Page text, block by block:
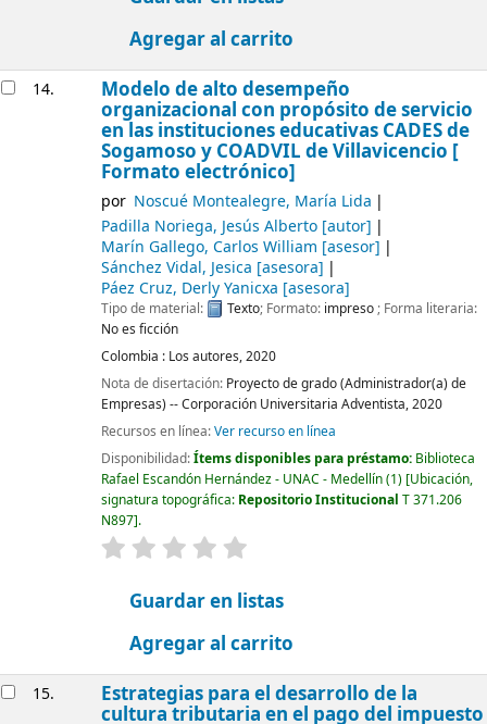
Agregar al carrito
14. Modelo de alto desempeño
organizacional con propósito de servicio
en las instituciones educativas CADES de
Sogamoso y COADVIL de Villavicencio [
Formato electrónico]
por Noscué Montealegre, María Lida
Padilla Noriega, Jesús Alberto[autor]
Marín Gallego, Carlos William [asesor]
Sánchez Vidal, Jesica [asesora]
Páez Cruz, Derly Yanicxa [asesora]
Tipo de material: Texto; Formato: impreso ; Forma literaria:
No es ficción
Colombia : Los autores,2020
Nota de disertación: Proyecto de grado (Administrador(a) de
Empresas) -- Corporación Universitaria Adventista, 2020
Recursos en línea:Ver recurso en línea
Disponibilidad:Ítems disponibles para préstamo: Biblioteca
Rafael Escandón Hernández - UNAC - Medellín(1) Ubicación,
signatura topográfica: Repositorio Institucional T 371.206
N897 .
valoración
Guardar en listas
Agregar al carrito
15. Estrategias para el desarrollo de la
cultura tributaria en el pago del impuesto